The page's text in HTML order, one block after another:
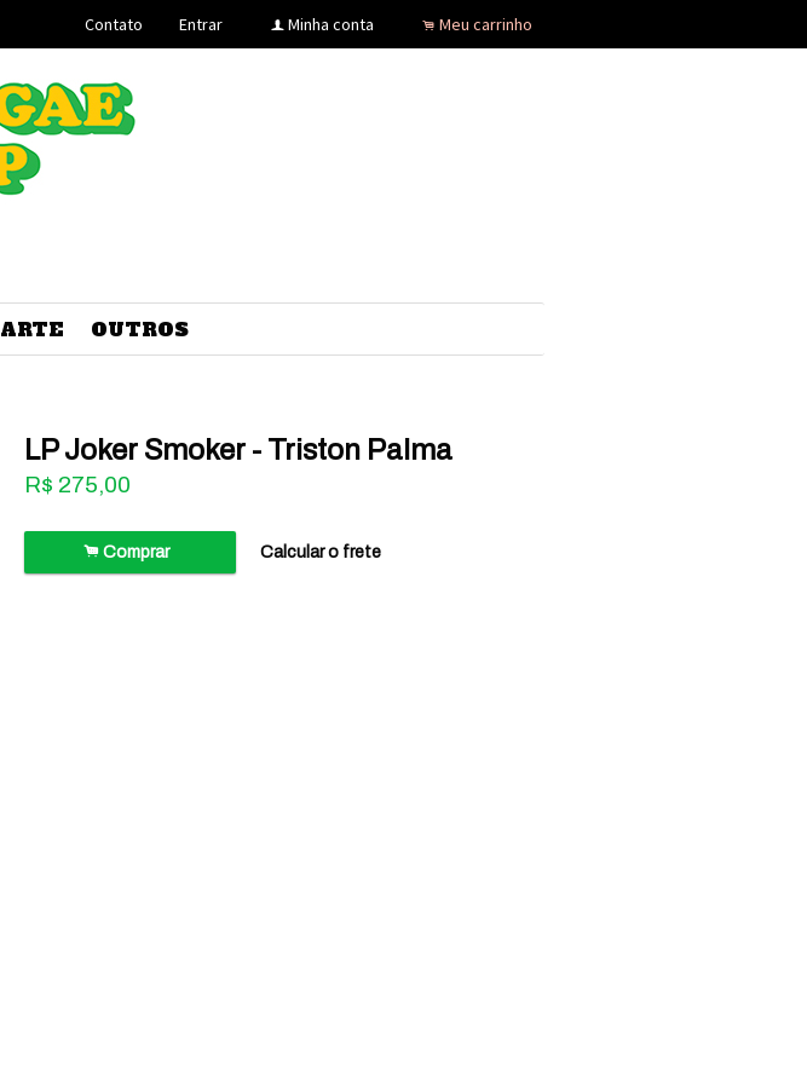
Contato Entrar f Minha conta . Meu carrinho
ARTE OUTROS
LP Joker Smoker - Triston Palma
R$ 275,00
. Comprar Calcular o frete